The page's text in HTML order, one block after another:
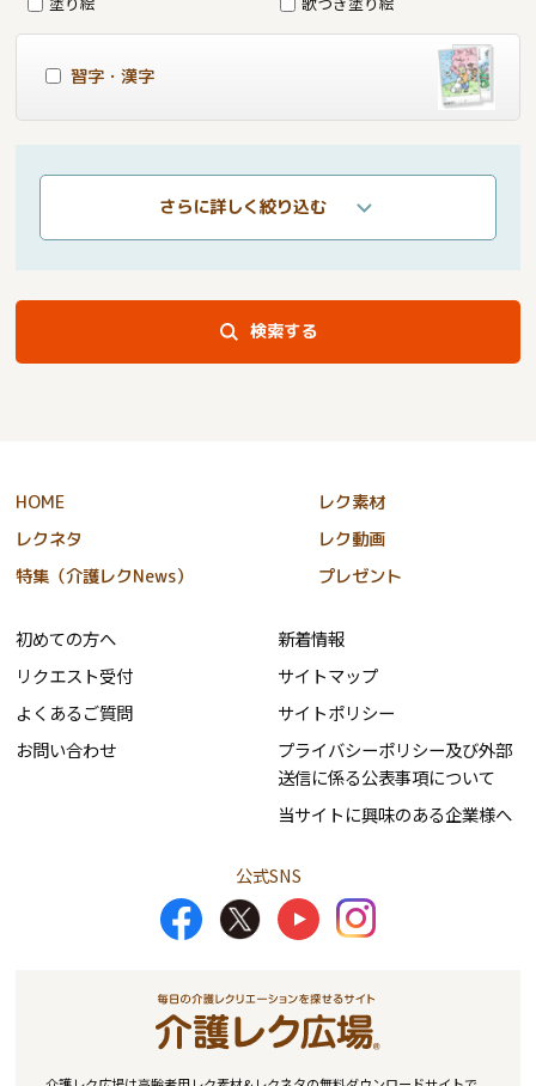
習字・漢字
さらに詳しく絞り込む
検索する
HOME
レク素材
レクネタ
レク動画
特集（介護レクNews）
プレゼント
初めての方へ
リクエスト受付
よくあるご質問
お問い合わせ
新着情報
サイトマップ
サイトポリシー
プライバシーポリシー及び外部
送信に係る公表事項について
当サイトに興味のある企業様へ
公式SNS